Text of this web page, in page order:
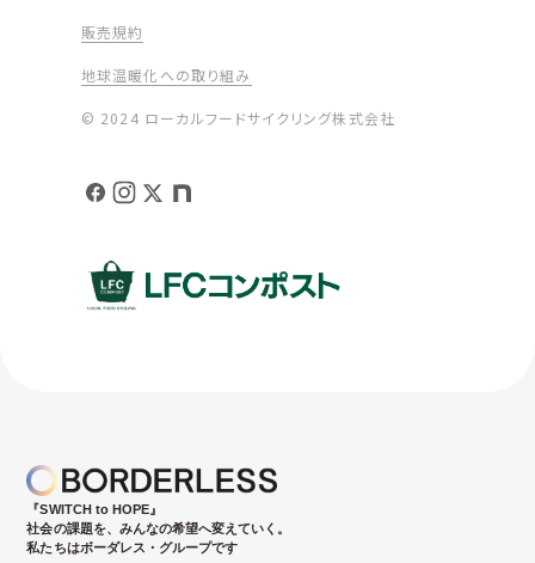
© 2024 ローカルフードサイクリング株式会社
販売規約
地球温暖化への取り組み
『SWITCH to HOPE』
社会の課題を、みんなの希望へ変えていく。
私たちはボーダレス・グループです